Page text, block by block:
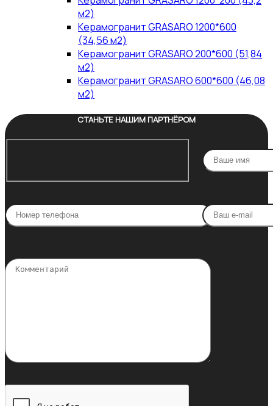
м2)
Керамогранит GRASARO 1200*600
(34,56 м2)
Керамогранит GRASARO 200*600 (51,84
м2)
Керамогранит GRASARO 600*600 (46,08
м2)
СТАНЬТЕ НАШИМ ПАРТНЁРОМ